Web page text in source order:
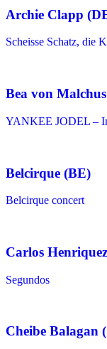
Archie Clapp
Scheisse Schatz, die
Bea von
YANKEE JODEL –
Belcirque (BE)
Belcirque concert
Carlos
Segundos
Cheibe Balagan